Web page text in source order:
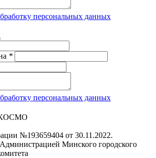
персональных данных
*
персональных данных
№193659404 от 30.11.2022.
Минского городского